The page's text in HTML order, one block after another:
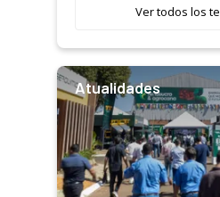
Ver todos los
Atualidades